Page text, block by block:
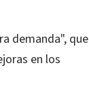
demanda", que
en los